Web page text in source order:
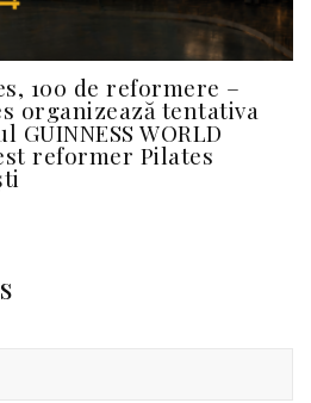
100 de reformere –
organizează tentativa
WORLD
reformer Pilates